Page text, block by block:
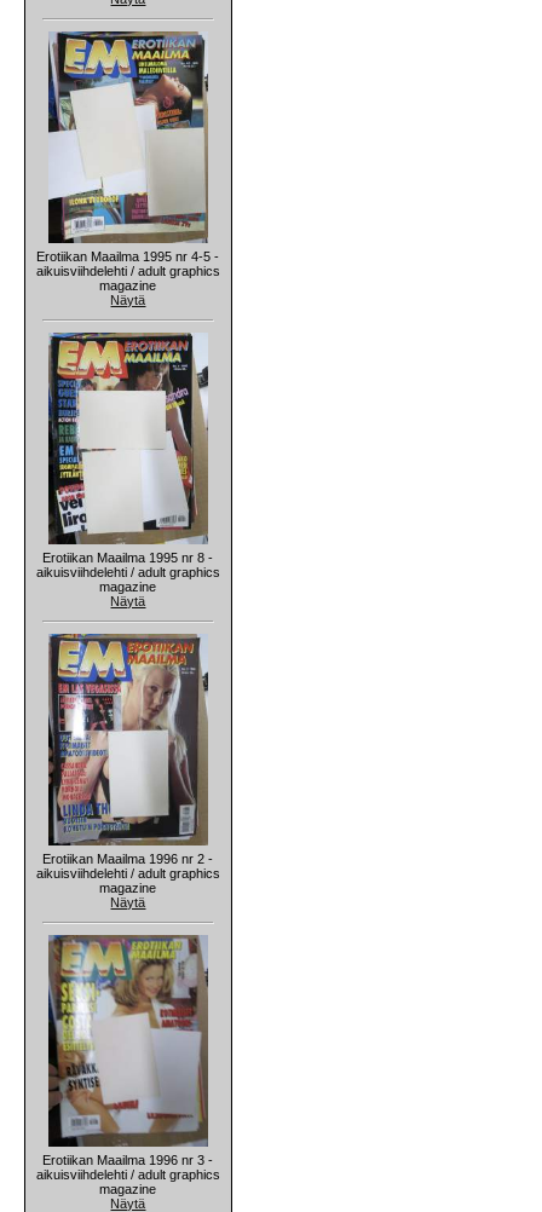
Erotiikan Maailma 1995 nr 4-5 -
aikuisviihdelehti / adult graphics
magazine
Näytä
Erotiikan Maailma 1995 nr 8 -
aikuisviihdelehti / adult graphics
magazine
Näytä
Erotiikan Maailma 1996 nr 2 -
aikuisviihdelehti / adult graphics
magazine
Näytä
Erotiikan Maailma 1996 nr 3 -
aikuisviihdelehti / adult graphics
magazine
Näytä